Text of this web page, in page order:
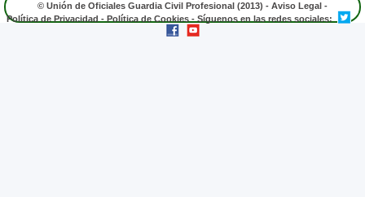
© Unión de Oficiales Guardia Civil Profesional (2013) - Aviso Legal -
Política de Privacidad-Política de Cookies- Síguenos en las redes sociales: